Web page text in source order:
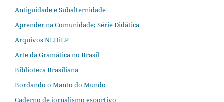
Antiguidade e Subalternidade
Aprender na Comunidade; Série Didática
Arquivos NEHiLP
Arte da Gramática no Brasil
Biblioteca Brasiliana
Bordando o Manto do Mundo
Caderno de jornalismo esportivo